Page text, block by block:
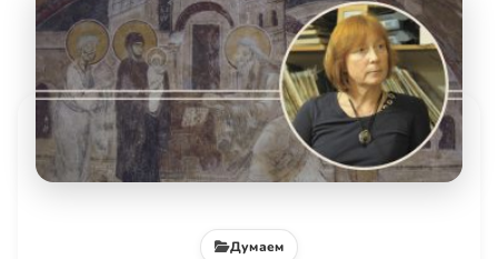
Думаем